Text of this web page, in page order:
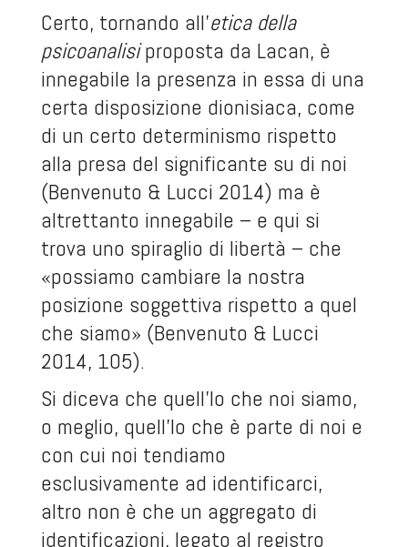
Certo, tornando all’etica della
psicoanalisiproposta da Lacan, è
innegabile la presenza in essa di una
certa disposizione dionisiaca, come
di un certo determinismo rispetto
alla presa del significante su di noi
(Benvenuto & Lucci 2014) ma è
altrettanto innegabile – e qui si
trova uno spiraglio di libertà – che
«possiamo cambiare la nostra
posizione soggettiva rispetto a quel
che siamo» (Benvenuto & Lucci
2014, 105).
Si diceva che quell’Io che noi siamo,
o meglio, quell’Io che è parte di noi e
con cui noi tendiamo
esclusivamente ad identificarci,
altro non è che un aggregato di
identificazioni, legato al registro